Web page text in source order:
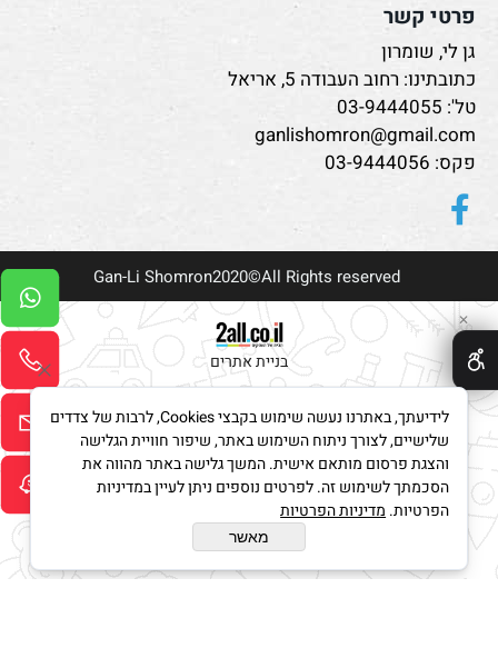
פרטי קשר
גן לי, שומרון
כתובתינו: רחוב העבודה 5, אריאל
טל': 03-9444055
ganlishomron@gmail.com
פקס: 03-9444056
בניית אתרים
✕
לידיעתך, באתרנו נעשה שימוש בקבצי Cookies, לרבות של צדדים
שלישיים, לצורך ניתוח השימוש באתר, שיפור חוויית הגלישה
והצגת פרסום מותאם אישית. המשך גלישה באתר מהווה את
הסכמתך לשימוש זה. לפרטים נוספים ניתן לעיין במדיניות
הפרטיות. מדיניות הפרטיות
מאשר